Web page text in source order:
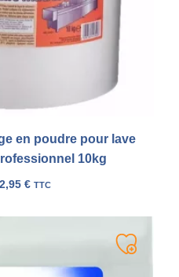
en poudre pour lave
10kg
€ TTC
Ajouter